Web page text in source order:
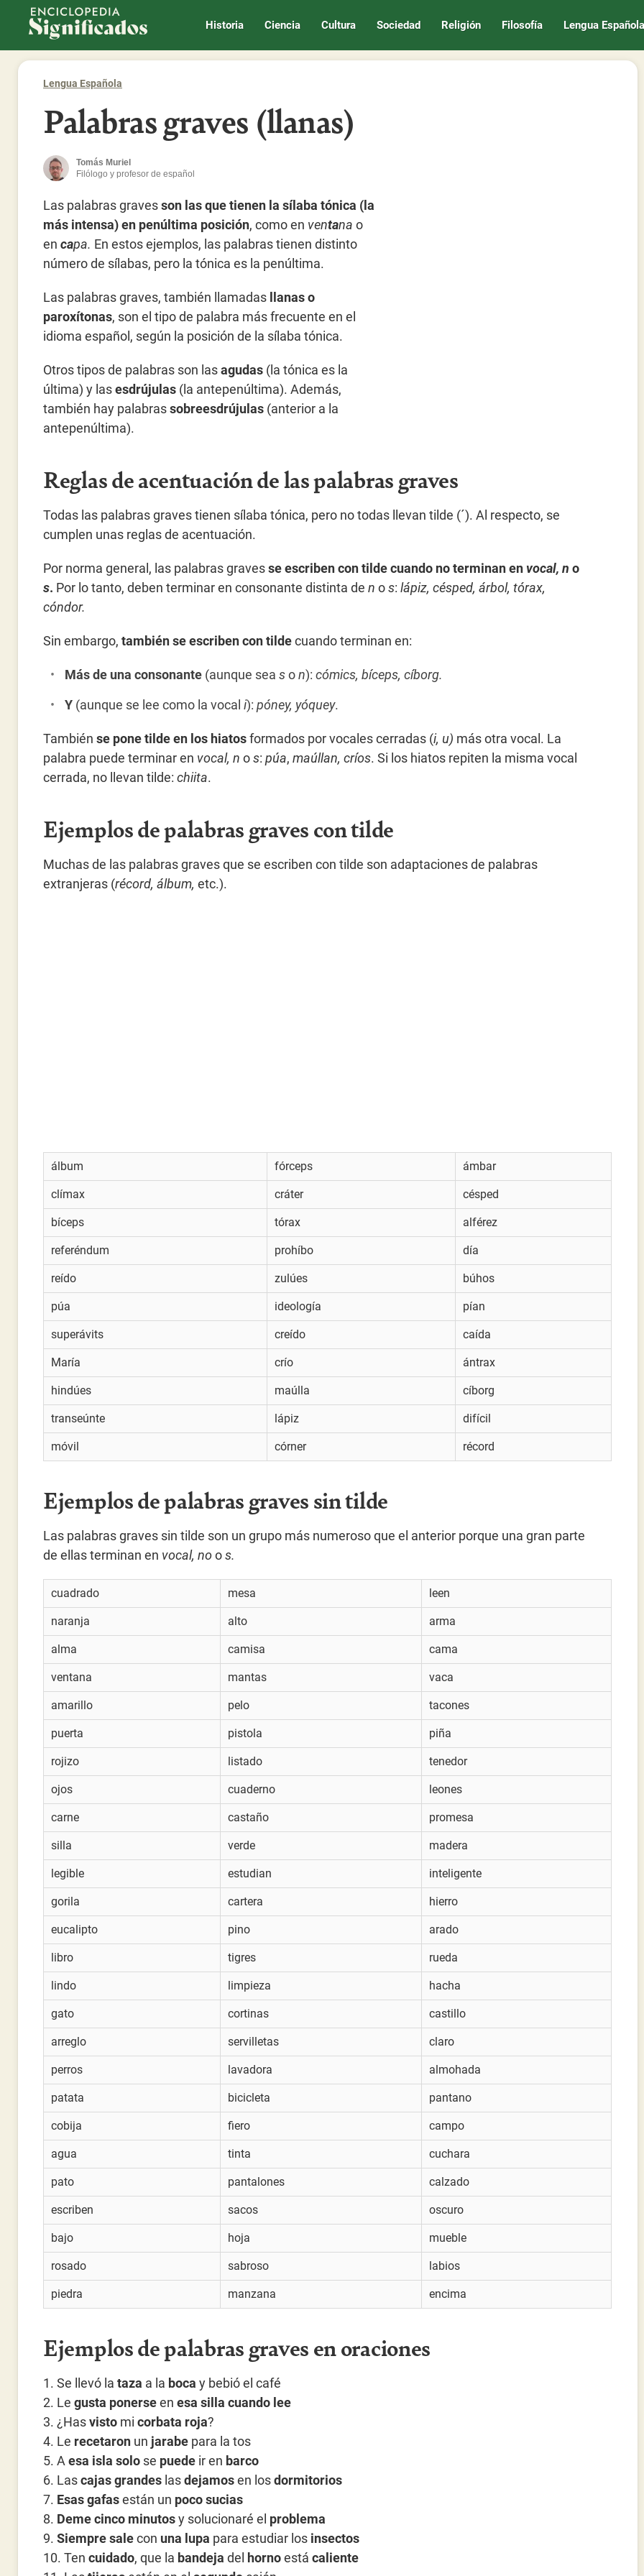
Enciclopedia Significados
Historia Ciencia Cultura Sociedad Religión Filosofía Lengua Española
Lengua Española
Palabras graves (llanas)
Tomás Muriel
Filólogo y profesor de español
Las palabras gravesson las que tienen la sílaba tónica (la
más intensa) en penúltima posición, como en ventana o
en capa. En estos ejemplos, las palabras tienen distinto
número de sílabas, pero la tónica es la penúltima.
Las palabras graves, también llamadas
llanas o
paroxítonas, son el tipo de palabra más frecuente en el
idioma español, según la posición de la sílaba tónica.
Otros tipos de palabras son lasagudas (la tónica es la
última) y lasesdrújulas (la antepenúltima). Además,
también hay palabrassobreesdrújulas (anterior a la
antepenúltima).
Reglas de acentuación de las palabras graves
Todas las palabras graves tienen sílaba tónica, pero no todas llevan tilde (´). Al respecto, se
cumplen unas reglas de acentuación.
Por norma general, las palabras gravesse escriben con tilde cuando no terminan en vocal, n o
s. Por lo tanto, deben terminar en consonante distinta de n os: lápiz, césped, árbol, tórax,
cóndor.
Sin embargo, también se escriben con tildecuando terminan en:
Más de una consonante (aunque sea son): cómics, bíceps, cíborg.
Y (aunque se lee como la vocal i): póney, yóquey.
También se pone tilde en los hiatosformados por vocales cerradas (i, u) más otra vocal. La
palabra puede terminar en vocal, n os: púa, maúllan, críos. Si los hiatos repiten la misma vocal
cerrada, no llevan tilde: chiita.
Ejemplos de palabras graves con tilde
Muchas de las palabras graves que se escriben con tilde son adaptaciones de palabras
extranjeras (récord, álbum, etc.).
álbum fórceps ámbar
clímax cráter césped
bíceps tórax alférez
referéndum prohíbo día
reído zulúes búhos
púa ideología pían
superávits creído caída
María crío ántrax
hindúes maúlla cíborg
transeúnte lápiz difícil
móvil córner récord
Ejemplos de palabras graves sin tilde
Las palabras graves sin tilde son un grupo más numeroso que el anterior porque una gran parte
de ellas terminan en vocal, noos.
cuadrado mesa leen
naranja alto arma
alma camisa cama
ventana mantas vaca
amarillo pelo tacones
puerta pistola piña
rojizo listado tenedor
ojos cuaderno leones
carne castaño promesa
silla verde madera
legible estudian inteligente
gorila cartera hierro
eucalipto pino arado
libro tigres rueda
lindo limpieza hacha
gato cortinas castillo
arreglo servilletas claro
perros lavadora almohada
patata bicicleta pantano
cobija fiero campo
agua tinta cuchara
pato pantalones calzado
escriben sacos oscuro
bajo hoja mueble
rosado sabroso labios
piedra manzana encima
Ejemplos de palabras graves en oraciones
1. Se llevó la taza a la boca y bebió el café
2. Le gusta ponerseen esa silla cuando lee
3. ¿Hasvisto mi corbata roja?
4. Le recetaron un jarabe para la tos
5. A esa isla solo se puede ir en barco
6. Lascajas grandes lasdejamosen losdormitorios
7. Esas gafasestán un poco sucias
8. Deme cinco minutosy solucionaré el problema
9. Siempre salecon una lupa para estudiar los insectos
10. Ten cuidado, que la bandeja del hornoestá caliente